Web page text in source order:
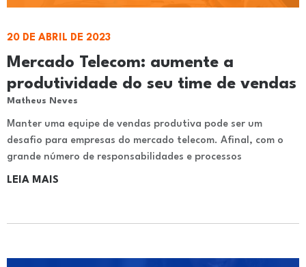
Mercado Telecom: aumente a
produtividade do seu time de vendas
Matheus Neves
20 DE ABRIL DE 2023
Manter uma equipe de vendas produtiva pode ser um
desafio para empresas do mercado telecom. Afinal, com o
grande número de responsabilidades e processos
LEIA MAIS